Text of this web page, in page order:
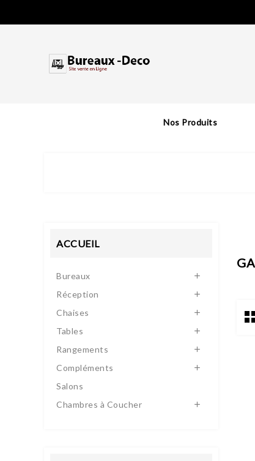
Nos Produits
ACCUEIL
Bureaux 
Réception 
Chaises 
Tables 
Rangements 
Compléments 
Salons
Chambres à Coucher
